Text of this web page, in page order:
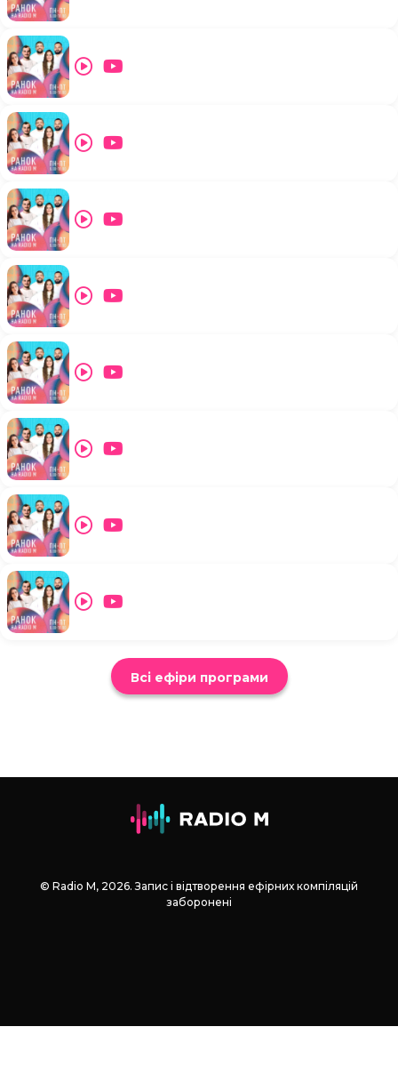
Всі ефіри програми
© Radio М, 2026. Запис і відтворення ефірних компіляцій
заборонені